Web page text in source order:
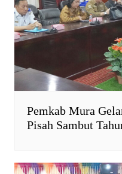
Pemkab Mura
Pisah Sambut